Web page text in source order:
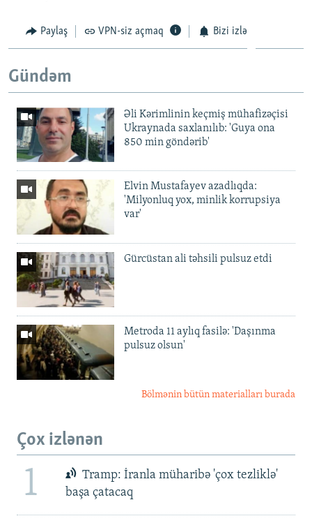
Paylaş VPN-siz açmaq Bizi izlə
Gündəm
Əli Kərimlinin keçmiş mühafizəçisi
Ukraynada saxlanılıb: 'Guya ona
850 min göndərib'
Elvin Mustafayev azadlıqda:
'Milyonluq yox, minlik korrupsiya
var'
Gürcüstan ali təhsili pulsuz etdi
Metroda 11 aylıq fasilə: 'Daşınma
pulsuz olsun'
Bölmənin bütün materialları burada
Çox izlənən
1
Tramp: İranla müharibə 'çox tezliklə'
başa çatacaq